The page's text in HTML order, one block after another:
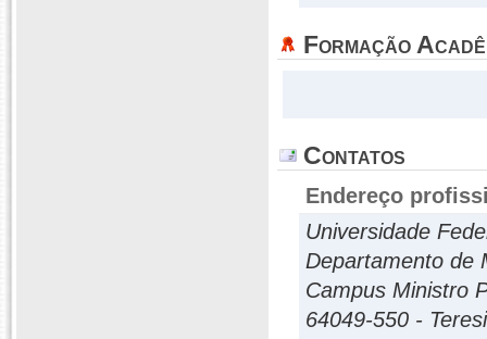
Formação
Contatos
Endereço
Universidade
Departamento de
Campus Ministro
64049-550 -